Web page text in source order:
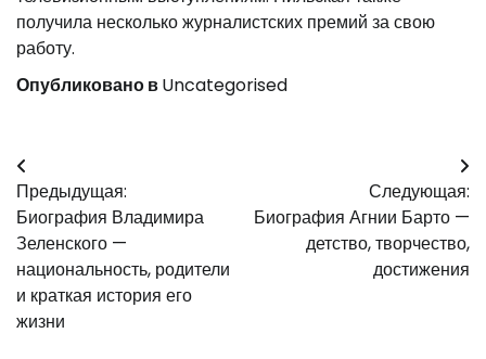
получила несколько журналистских премий за свою
работу.
Опубликовано вUncategorised
Навигация
по
записям
Предыдущая:
Биография Владимира
Зеленского —
национальность, родители
и краткая история его
жизни
Следующая:
Биография Агнии Барто —
детство, творчество,
достижения